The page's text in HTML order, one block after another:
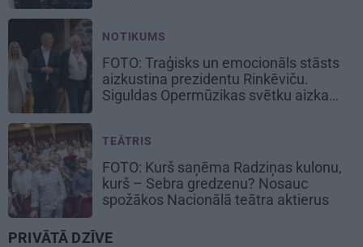
NOTIKUMS
FOTO: Traģisks un emocionāls stāsts
aizkustina prezidentu Rinkēviču.
Siguldas Opermūzikas svētku aizkadri
TEĀTRIS
FOTO: Kurš saņēma Radziņas kulonu,
kurš – Sebra gredzenu? Nosauc
spožākos Nacionālā teātra aktierus
PRIVĀTĀ DZĪVE